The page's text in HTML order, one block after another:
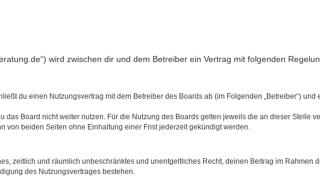
wird zwischen dir und dem Betreiber ein Vertrag mit folgenden
du einen Nutzungsvertrag mit dem Betreiber des Boards ab (im Folgenden „Betreiber“)
das Board nicht weiter nutzen. Für die Nutzung des Boards gelten jeweils die an dieser Stelle
von beiden Seiten ohne Einhaltung einer Frist jederzeit gekündigt werden.
zeitlich und räumlich unbeschränktes und unentgeltliches Recht, deinen Beitrag im Rahmen
des Nutzungsvertrages bestehen.